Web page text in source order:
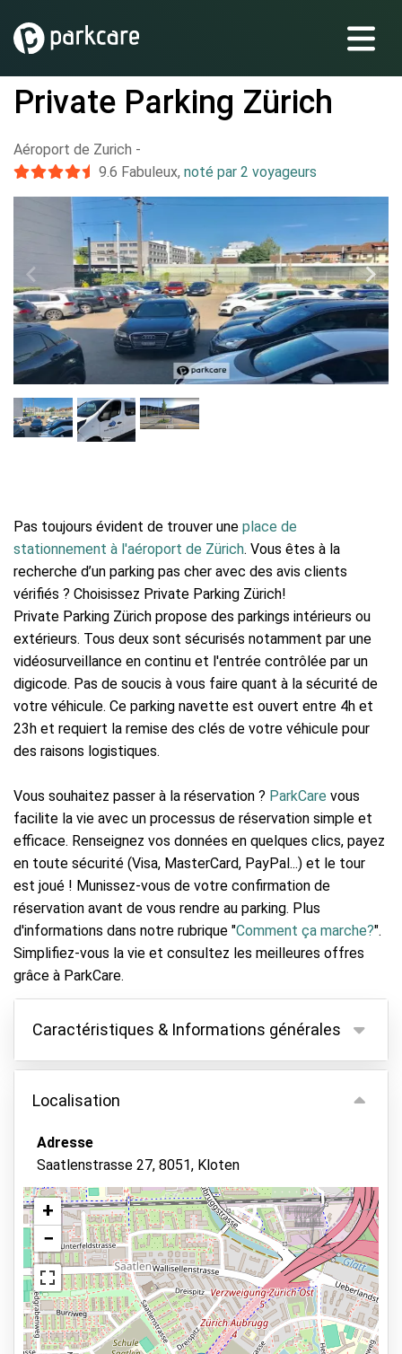
Private Parking Zürich
Aéroport de Zurich -
9.6 Fabuleux, noté par 2 voyageurs
Pas toujours évident de trouver une place de
stationnement à l'aéroport de Zürich. Vous êtes à la
recherche d’un parking pas cher avec des avis clients
vérifiés ? Choisissez Private Parking Zürich!
Private Parking Zürich propose des parkings intérieurs ou
extérieurs. Tous deux sont sécurisés notamment par une
vidéosurveillance en continu et l'entrée contrôlée par un
digicode. Pas de soucis à vous faire quant à la sécurité de
votre véhicule. Ce parking navette est ouvert entre 4h et
23h et requiert la remise des clés de votre véhicule pour
des raisons logistiques.
Vous souhaitez passer à la réservation ? ParkCare vous
facilite la vie avec un processus de réservation simple et
efficace. Renseignez vos données en quelques clics, payez
en toute sécurité (Visa, MasterCard, PayPal...) et le tour
est joué ! Munissez-vous de votre confirmation de
réservation avant de vous rendre au parking. Plus
d'informations dans notre rubrique "Comment ça marche?".
Simplifiez-vous la vie et consultez les meilleures offres
grâce à ParkCare.
Caractéristiques & Informations générales
Caractéristiques
Parking couvert
Gardez vos clés
Parking sécurisé
Vidéosurveillance
Asphalte ou pavé
Terrain éclairé
Informations générales
Ouvert de 04:30 à 23:30
Localisation
Adresse
Saatlenstrasse 27, 8051, Kloten
Voir sur la carte
+
−